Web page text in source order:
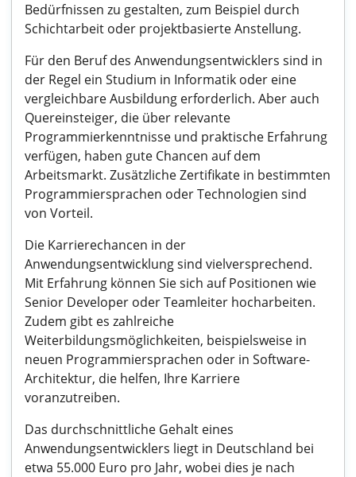
Bedürfnissen zu gestalten, zum Beispiel durch
Schichtarbeit oder projektbasierte Anstellung.
Für den Beruf des Anwendungsentwicklers sind in
der Regel ein Studium in Informatik oder eine
vergleichbare Ausbildung erforderlich. Aber auch
Quereinsteiger, die über relevante
Programmierkenntnisse und praktische Erfahrung
verfügen, haben gute Chancen auf dem
Arbeitsmarkt. Zusätzliche Zertifikate in bestimmten
Programmiersprachen oder Technologien sind
von Vorteil.
Die Karrierechancen in der
Anwendungsentwicklung sind vielversprechend.
Mit Erfahrung können Sie sich auf Positionen wie
Senior Developer oder Teamleiter hocharbeiten.
Zudem gibt es zahlreiche
Weiterbildungsmöglichkeiten, beispielsweise in
neuen Programmiersprachen oder in Software-
Architektur, die helfen, Ihre Karriere
voranzutreiben.
Das durchschnittliche Gehalt eines
Anwendungsentwicklers liegt in Deutschland bei
etwa 55.000 Euro pro Jahr, wobei dies je nach